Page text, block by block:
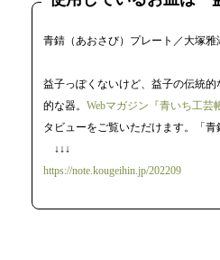
青錆（あおさび）プレート／大塚雅
益子っぽくないけど、益子の伝統
的な器。 Webマガジン『青いち工芸
タビューをご覧いただけます。「
↓↓↓
https://note.kougeihin.jp/202209